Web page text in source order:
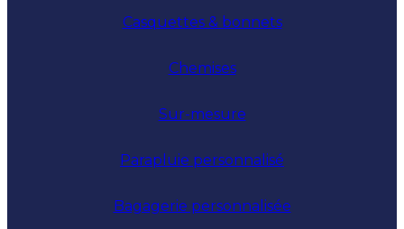
Casquettes & bonnets
Chemises
Sur-mesure
Parapluie personnalisé
Bagagerie personnalisée